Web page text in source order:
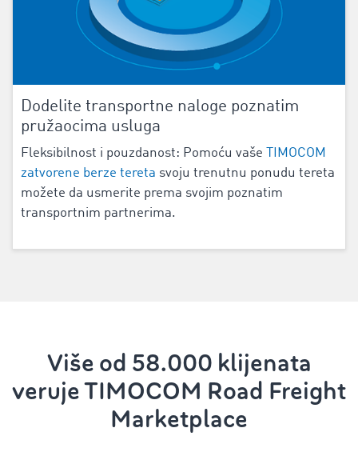
Dodelite transportne naloge poznatim
pružaocima usluga
Fleksibilnost i pouzdanost: Pomoću vaše
TIMOCOM
zatvorene berze tereta svoju trenutnu ponudu tereta
možete da usmerite prema svojim poznatim
transportnim partnerima.
Više od 58.000 klijenata
veruje TIMOCOM Road Freight
Marketplace